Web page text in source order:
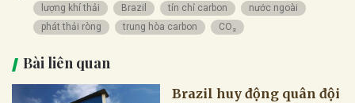
lượng khí thải
Brazil tín chỉ carbon
nước ngoài
phát thải ròng
trung hòa carbon CO₂
Bài liên quan
Brazil huy động quân đội